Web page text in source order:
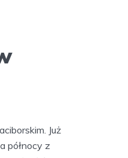
Już
północy z